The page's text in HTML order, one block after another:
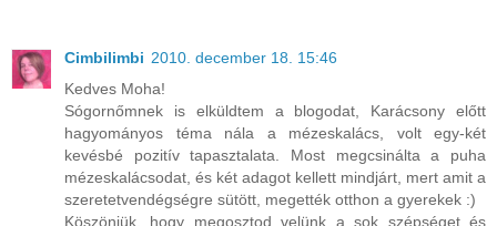
Cimbilimbi 2010. december 18. 15:46
Kedves Moha!
Sógornőmnek is elküldtem a blogodat, Karácsony előtt
hagyományos téma nála a mézeskalács, volt egy-két
kevésbé pozitív tapasztalata. Most megcsinálta a puha
mézeskalácsodat, és két adagot kellett mindjárt, mert amit a
szeretetvendégségre sütött, megették otthon a gyerekek :)
Köszönjük, hogy megosztod velünk a sok szépséget és